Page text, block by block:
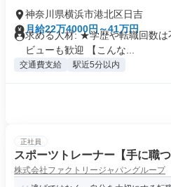
神奈川県横浜市港北区日吉
月給22万4000円～41万円
求める人材: ★学歴や転職回数
ビューも歓迎 【こんな...
交通費支給 駅近5分以内
正社員
スポーツトレーナー【手に職
株式会社ファクトリージャパングループ